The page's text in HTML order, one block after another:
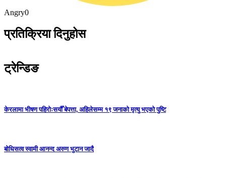
Angry0
प्रतिक्रिया दिनुहोस
ट्रेन्डिङ
केरलामा भीषण पहिरोःसयौँ बेपत्ता, अहिलेसम्म १९ जनाको मृत्यु भएको पुष्टि
बोधिसत्व स्वामी आनन्द अरुण भुटान जादै